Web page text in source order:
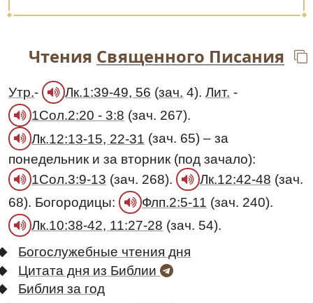
Чтения Священного Писания
Утр.- Лк.1:39-49, 56 (зач. 4).Лит. -
1Сол.2:20 - 3:8 (зач. 267).
Лк.12:13-15, 22-31 (зач. 65) – за
понедельник и за вторник (под зачало):
1Сол.3:9-13 (зач. 268). Лк.12:42-48 (зач.
68). Богородицы:
Флп.2:5-11 (зач. 240).
Лк.10:38-42, 11:27-28 (зач. 54).
Богослужебные чтения дня
Цитата дня из Библии
Библия за год